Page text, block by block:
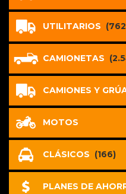
UTILITARIOS
CAMIONETAS
CAMIONES Y
MOTOS
CLÁSICOS (166)
PLANES DE